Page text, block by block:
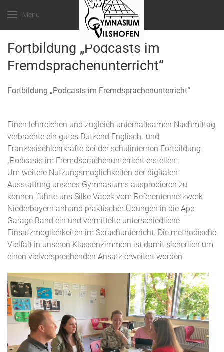
Menu
Fortbildung „Podcasts im
Fremdsprachenunterricht“
Fortbildung „Podcasts im Fremdsprachenunterricht“
Einen lehrreichen und zugleich unterhaltsamen Nachmittag
verbrachte ein gutes Dutzend Englisch- und
Französischlehrkräfte bei der schulinternen Fortbildung
„Podcasts im Fremdsprachenunterricht erstellen“.
Um weitere Nutzungsmöglichkeiten der digitalen
Ausstattung unseres Gymnasiums ausprobieren zu
können, führte uns Silke Vacek vom Referentennetzwerk
Niederbayern anhand praktischer Übungen in die App
Garage Band ein und vermittelte unterschiedliche
Einsatzmöglichkeiten im Sprachunterricht. Die methodische
Vielfalt in unseren Klassenzimmern ist damit sicherlich um
einen vielversprechenden Ansatz erweitert worden.